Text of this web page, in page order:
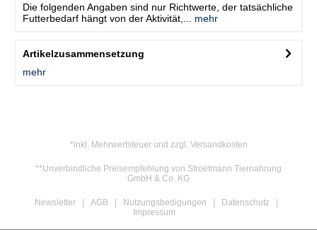
Die folgenden Angaben sind nur Richtwerte, der tatsächliche
Futterbedarf hängt von der Aktivität,...
mehr
Artikelzusammensetzung
mehr
*inkl. Mehrwertsteuer und zzgl. Versandkosten
**Unverbindliche Preisempfehlung von Stroetmann Tiernahrung
GmbH & Co. KG
Newsletter AGB Nutzungsbedigungen
Datenschutz
Impressum